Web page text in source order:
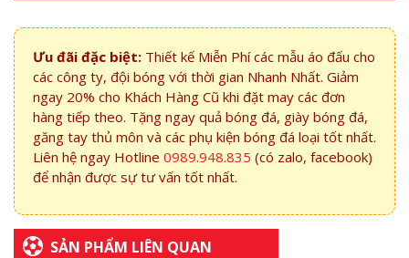
Ưu đãi đặc biệt: Thiết kế Miễn Phí các mẫu áo đấu cho
các công ty, đội bóng với thời gian Nhanh Nhất. Giảm
ngay 20% cho Khách Hàng Cũ khi đặt may các đơn
hàng tiếp theo. Tặng ngay quả bóng đá, giày bóng đá,
găng tay thủ môn và các phụ kiện bóng đá loại tốt nhất.
Liên hệ ngay Hotline 0989.948.835 (có zalo, facebook)
để nhận được sự tư vấn tốt nhất.
SẢN PHẨM LIÊN QUAN